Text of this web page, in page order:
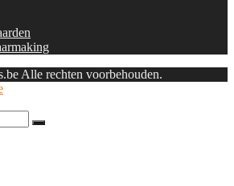
Alle rechten voorbehouden.